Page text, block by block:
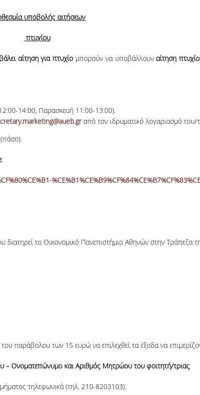
υποβολής αιτήσεων
πτυχίου
αίτηση για πτυχίο μπορούν να υποβάλλουναίτηση
14:00, Παρασκευή 11:00-13:00).
από τον ιδρυματικό λογαριασμό του/
το Οικονομικό Πανεπιστήμιο Αθηνών στην Τράπεζα
παράβολου των 15 ευρώ να επιλεχθεί τα έξοδα να
– Ονοματεπώνυμο και Αριθμός Μητρώου του φοιτητή/τριας
τηλεφωνικά (τηλ. 210-8203103).